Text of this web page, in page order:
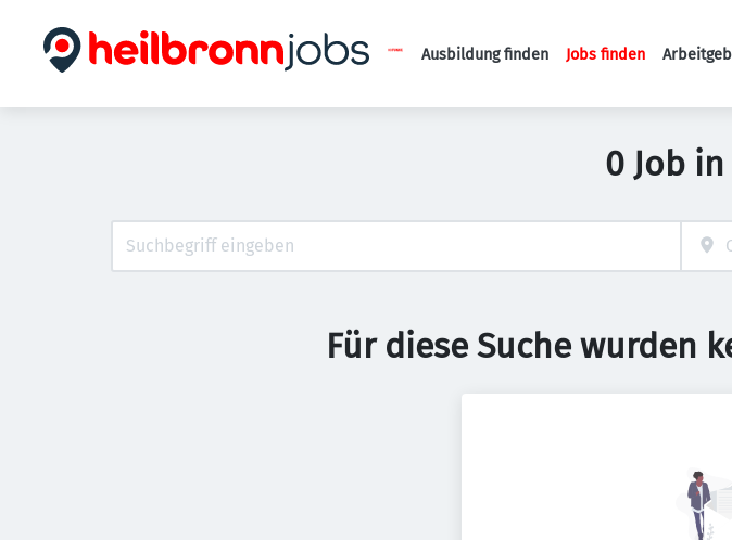
Haupt-
Ausbildung finden Jobs finden
0 Job
Für diese Suche wurden